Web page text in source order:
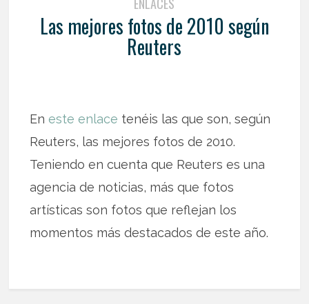
Las mejores fotos de 2010 según
Reuters
En este enlace tenéis las que son, según
Reuters, las mejores fotos de 2010.
Teniendo en cuenta que Reuters es una
agencia de noticias, más que fotos
artísticas son fotos que reflejan los
momentos más destacados de este año.